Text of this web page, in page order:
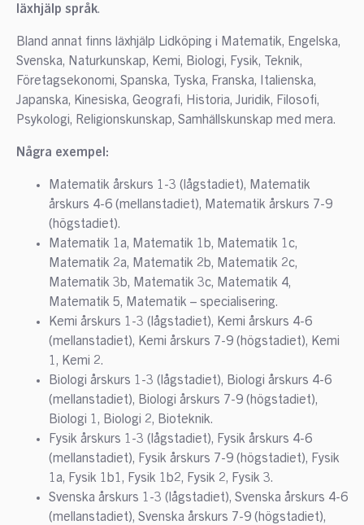
läxhjälp språk.
Bland annat finns läxhjälp Lidköping i Matematik, Engelska,
Svenska, Naturkunskap, Kemi, Biologi, Fysik, Teknik,
Företagsekonomi, Spanska, Tyska, Franska, Italienska,
Japanska, Kinesiska, Geografi, Historia, Juridik, Filosofi,
Psykologi, Religionskunskap, Samhällskunskap med mera.
Några exempel:
Matematik årskurs 1-3 (lågstadiet), Matematik
årskurs 4-6 (mellanstadiet), Matematik årskurs 7-9
(högstadiet).
Matematik 1a, Matematik 1b, Matematik 1c,
Matematik 2a, Matematik 2b, Matematik 2c,
Matematik 3b, Matematik 3c, Matematik 4,
Matematik 5, Matematik – specialisering.
Kemi årskurs 1-3 (lågstadiet), Kemi årskurs 4-6
(mellanstadiet), Kemi årskurs 7-9 (högstadiet), Kemi
1, Kemi 2.
Biologi årskurs 1-3 (lågstadiet), Biologi årskurs 4-6
(mellanstadiet), Biologi årskurs 7-9 (högstadiet),
Biologi 1, Biologi 2, Bioteknik.
Fysik årskurs 1-3 (lågstadiet), Fysik årskurs 4-6
(mellanstadiet), Fysik årskurs 7-9 (högstadiet), Fysik
1a, Fysik 1b1, Fysik 1b2, Fysik 2, Fysik 3.
Svenska årskurs 1-3 (lågstadiet), Svenska årskurs 4-6
(mellanstadiet), Svenska årskurs 7-9 (högstadiet),